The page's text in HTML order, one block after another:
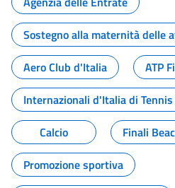
Sostegno alla maternità delle
Aero Club d'Italia
ATP
Internazionali d'Italia di
Calcio
Finali
Promozione sportiva